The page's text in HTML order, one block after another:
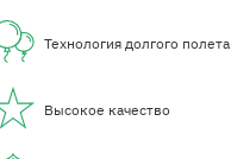
Технология долгого полета
Высокое качество